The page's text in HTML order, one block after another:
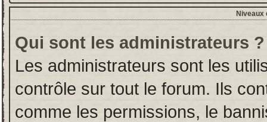
Niveaux
Qui sont les administrateurs ?
Les administrateurs sont les
contrôle sur tout le forum. Ils
comme les permissions, le